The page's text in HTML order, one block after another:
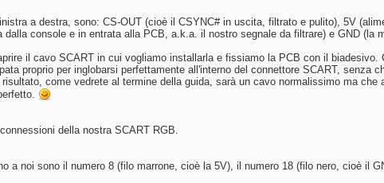
a destra, sono: CS-OUT (cioè il CSYNC# in uscita, filtrato e pulito), 5V
dalla console e in entrata alla PCB, a.k.a. il nostro segnale da filtrare) e GND (la
il cavo SCART in cui vogliamo installarla e fissiamo la PCB con il
proprio per inglobarsi perfettamente all'interno del connettore SCART, senza
come vedrete al termine della guida, sarà un cavo normalissimo ma
della nostra SCART RGB.
a noi sono il numero 8 (filo marrone, cioè la 5V), il numero 18 (filo nero, cioè il